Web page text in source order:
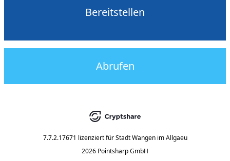
Bereitstellen
Abrufen
7.7.2.17671 lizenziert für Stadt Wangen im Allgaeu
2026 Pointsharp GmbH